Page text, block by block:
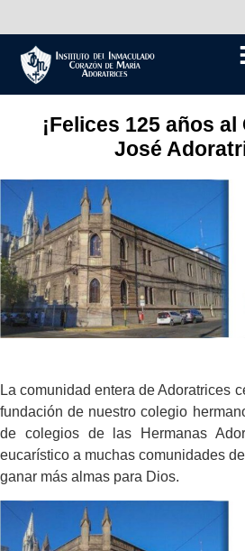
¡Felices 125 años
José
La comunidad entera de Adoratrices
fundación de nuestro colegio
de colegios de las Hermanas
eucarístico a muchas comunidades
ganar más almas para Dios.